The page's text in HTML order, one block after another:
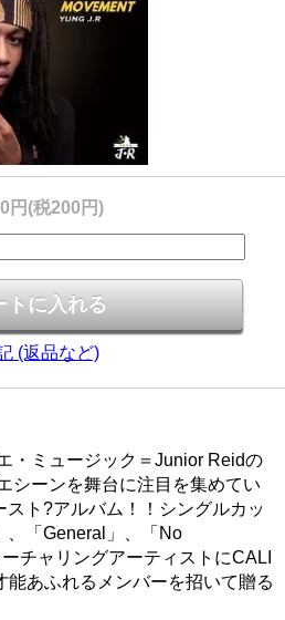
円(税200円)
(返品など)
・ミュージック＝Junior Reidの
シーンを舞台に注目を集めてい
スト?アルバム！！シングルカッ
、「General」、「No
チャリングアーティストにCALI
能あふれるメンバーを招いて贈る